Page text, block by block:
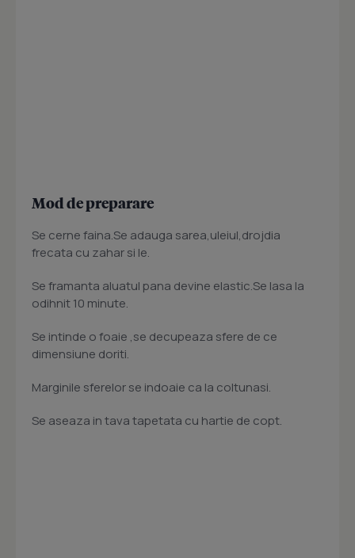
Mod de preparare
Se cerne faina.Se adauga sarea,uleiul,drojdia
frecata cu zahar si le.
Se framanta aluatul pana devine elastic.Se lasa la
odihnit 10 minute.
Se intinde o foaie ,se decupeaza sfere de ce
dimensiune doriti.
Marginile sferelor se indoaie ca la coltunasi.
Se aseaza in tava tapetata cu hartie de copt.